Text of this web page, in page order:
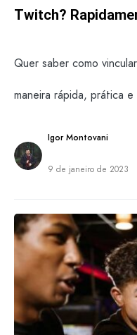
Twitch?
Quer saber como
maneira rápida, prática
Igor Montovani
9 de janeiro de 2023